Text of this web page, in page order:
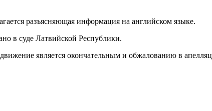
разъясняющая информация на английском языке.
в суде Латвийской Республики.
является окончательным и обжалованию в